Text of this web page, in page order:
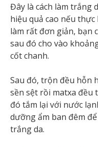
Đây là cách làm trắng
hiệu quả cao nếu
làm rất đơn giản, bạn
sau đó cho vào
cốt chanh.
Sau đó, trộn đều hỗn
sền sệt rồi matxa đều
đó tắm lại với nước
dưỡng ẩm ban đêm
trắng da.